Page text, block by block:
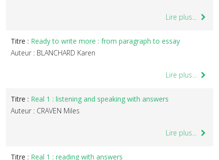
Lire plus...
Titre : Ready to write more : from paragraph to essay
Auteur : BLANCHARD Karen
Lire plus...
Titre : Real 1 : listening and speaking with answers
Auteur : CRAVEN Miles
Lire plus...
Titre : Real 1 : reading with answers